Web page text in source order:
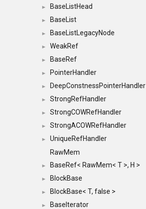
► BaseListHead
► BaseList
► BaseListLegacyNode
► WeakRef
► BaseRef
► PointerHandler
► DeepConstnessPointerHandler
► StrongRefHandler
► StrongCOWRefHandler
► StrongACOWRefHandler
►
UniqueRefHandler
RawMem
► BaseRef< RawMem< T >, H >
► BlockBase
► BlockBase< T, false >
► BaseIterator